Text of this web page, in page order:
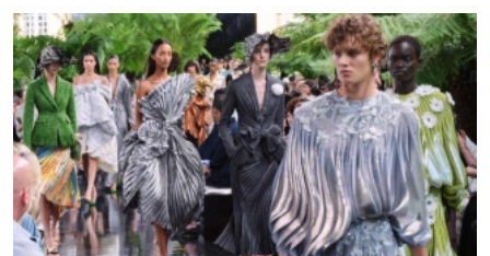
ZIMMERMANN DONOSI NOVU DEFINICIJU
ŽENSTVENOSTI: ROMANTIKA ČIPKE
MOĆ MODERNOG KROJA